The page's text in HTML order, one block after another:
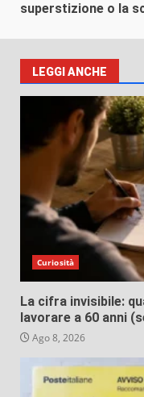
superstizione o la
LEGGI ANCHE
Curiosità
La cifra invisibile:
lavorare a 60 anni
Ago 8, 2026